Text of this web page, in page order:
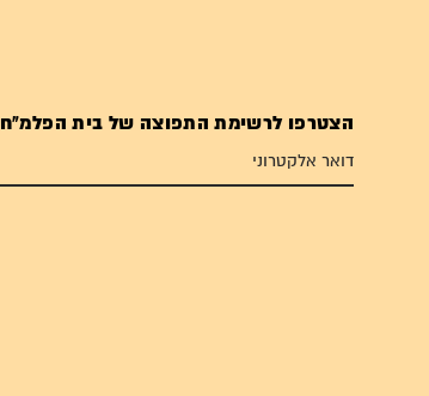
הצטרפו לרשימת התפוצה של בית הפלמ"ח